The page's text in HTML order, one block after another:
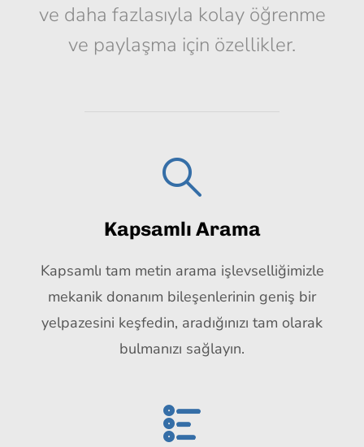
ve daha fazlasıyla kolay öğrenme
ve paylaşma için özellikler.
Kapsamlı Arama
Kapsamlı tam metin arama işlevselliğimizle
mekanik donanım bileşenlerinin geniş bir
yelpazesini keşfedin, aradığınızı tam olarak
bulmanızı sağlayın.